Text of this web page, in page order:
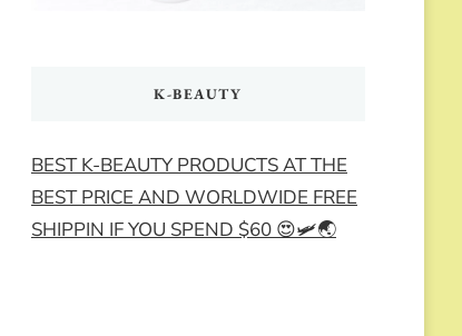
K-BEAUTY
BEST K-BEAUTY PRODUCTS AT THE
BEST PRICE AND WORLDWIDE FREE
SHIPPIN IF YOU SPEND $60 😍🛩️🌏